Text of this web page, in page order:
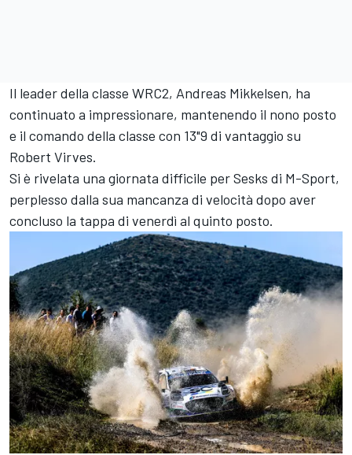
Il leader della classe WRC2, Andreas Mikkelsen, ha
continuato a impressionare, mantenendo il nono posto
e il comando della classe con 13"9 di vantaggio su
Robert Virves.
Si è rivelata una giornata difficile per Sesks di M-Sport,
perplesso dalla sua mancanza di velocità dopo aver
concluso la tappa di venerdì al quinto posto.